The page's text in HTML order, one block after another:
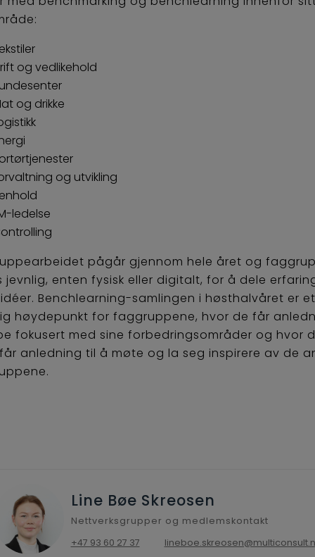
og vedlikehold
og drikke
og utvikling
ledelse
pågår gjennom hele året og
jevnlig, enten fysisk eller digitalt, for å dele
Benchlearning-samlingen i høsthalvåret er et
høydepunkt for faggruppene, hvor de får
fokusert med sine forbedringsområder og hvor
anledning til å møte og la seg inspirere av de
Line Bøe Skreosen
Nettverksgrupper og medlemskontakt
+47 93 60 27 37